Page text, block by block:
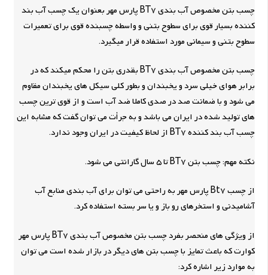
چسب بتن مخصوص آب بندی BT7 پارس مهر بعنوان یک چسب آب بند
کننده بسیار قوی برای سطوح بتنی و واسطه چسبنده قوی برای تعمیرات
سطوح بتنی و سیمانی مورد استفاده قرار میگیرد.
چسب بتن مخصوص آب بندی BT7 بقدری بتن را محکم میکند که در
برابر هوای خیلی سرد و یخبندان و بطور کلی سیکل های یخبندان مقاوم
می شود و با ضمانت صد در صدی کاملا ضد آب است و از قوی ترین چسب
های تولید شده در ایران می باشد و به جرأت می توان گفت که مشابه این
چسب آب بند کننده BT7 از لحاظ کیفیت در ایران وجود ندارد.
نکته مهم: چسب بتن BT7 تا 5 سال گارانتی می شود.
از چسب Bt7 پارس مهر به راحتی می توان برای آب بندی منابع آب
آشامیدنی و استخرهای رو باز و یا سر بسته استفاده کرد.
از ویژگی های منحصر بفرد چسب بتن مخصوص آب بندی BT7 پارس مهر
کوارت که باعث تمایز با چسب بتن های دیگر در بازار شده است می توان
به موارد زیر اشاره کرد: